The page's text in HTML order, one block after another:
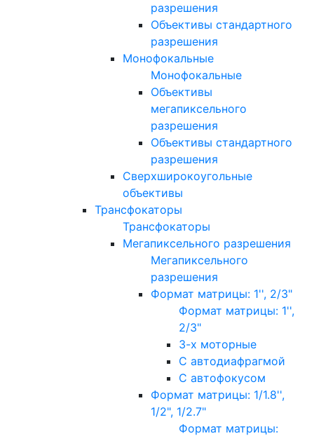
разрешения
Объективы стандартного
разрешения
Монофокальные
Монофокальные
Объективы
мегапиксельного
разрешения
Объективы стандартного
разрешения
Сверхширокоугольные
объективы
Трансфокаторы
Трансфокаторы
Мегапиксельного разрешения
Мегапиксельного
разрешения
Формат матрицы: 1'', 2/3"
Формат матрицы: 1'',
2/3"
3-х моторные
С автодиафрагмой
С автофокусом
Формат матрицы: 1/1.8'',
1/2", 1/2.7"
Формат матрицы: